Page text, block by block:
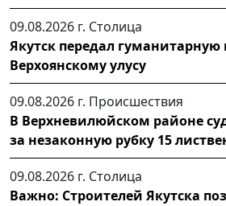
09.08.2026 г. Столица
Якутск передал
Верхоянскому улусу
09.08.2026 г. Происшествия
В Верхневилюйском районе
за незаконную рубку 15
09.08.2026 г. Столица
Важно: Строителей Якутска